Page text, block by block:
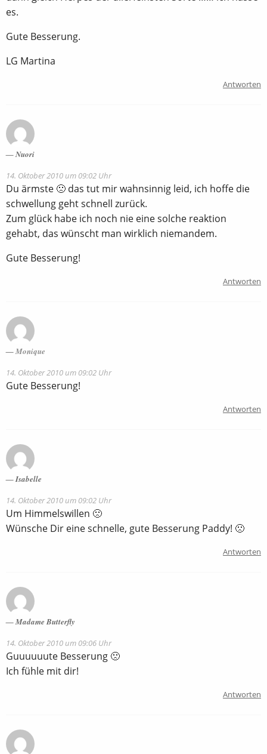
es.
Gute Besserung.
LG Martina
Antworten
Nuori
14. Oktober 2010 um 09:02 Uhr
Du ärmste 🙁 das tut mir wahnsinnig leid, ich hoffe die
schwellung geht schnell zurück.
Zum glück habe ich noch nie eine solche reaktion
gehabt, das wünscht man wirklich niemandem.
Gute Besserung!
Antworten
Monique
14. Oktober 2010 um 09:02 Uhr
Gute Besserung!
Antworten
Isabelle
14. Oktober 2010 um 09:02 Uhr
Um Himmelswillen 🙁
Wünsche Dir eine schnelle, gute Besserung Paddy! 🙁
Antworten
Madame Butterfly
14. Oktober 2010 um 09:06 Uhr
Guuuuuute Besserung 🙁
Ich fühle mit dir!
Antworten